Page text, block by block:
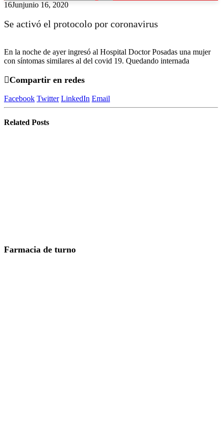
16Junjunio 16, 2020
Se activó el protocolo por coronavirus
En la noche de ayer ingresó al Hospital Doctor Posadas una mujer
con síntomas similares al del covid 19. Quedando internada
Compartir en redes
Facebook Twitter LinkedIn Email
Related Posts
Farmacia de turno